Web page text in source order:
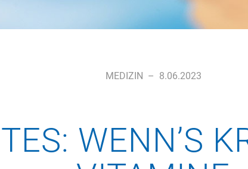
MEDIZIN – 8.06.2023
WENN’S